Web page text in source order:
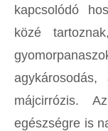
kapcsolódó
közé
májcirrózis.
egészségre is